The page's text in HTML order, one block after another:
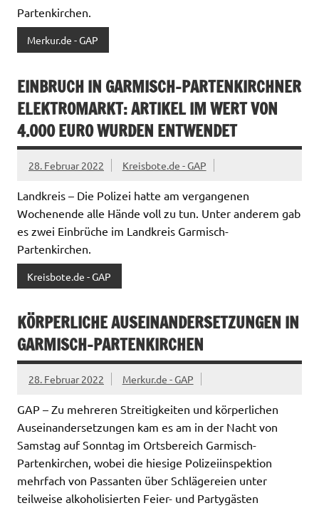
Partenkirchen.
Merkur.de - GAP
EINBRUCH IN GARMISCH-PARTENKIRCHNER
ELEKTROMARKT: ARTIKEL IM WERT VON
4.000 EURO WURDEN ENTWENDET
28. Februar 2022 Kreisbote.de - GAP
Landkreis – Die Polizei hatte am vergangenen
Wochenende alle Hände voll zu tun. Unter anderem gab
es zwei Einbrüche im Landkreis Garmisch-
Partenkirchen.
Kreisbote.de - GAP
KÖRPERLICHE AUSEINANDERSETZUNGEN IN
GARMISCH-PARTENKIRCHEN
28. Februar 2022 Merkur.de - GAP
GAP – Zu mehreren Streitigkeiten und körperlichen
Auseinandersetzungen kam es am in der Nacht von
Samstag auf Sonntag im Ortsbereich Garmisch-
Partenkirchen, wobei die hiesige Polizeiinspektion
mehrfach von Passanten über Schlägereien unter
teilweise alkoholisierten Feier- und Partygästen